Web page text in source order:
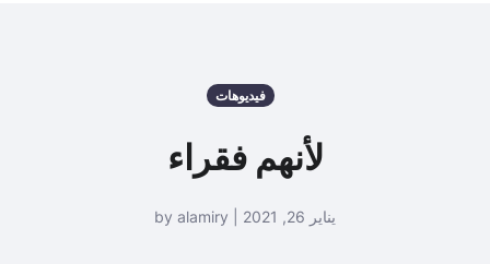
فيديوهات
لأنهم فقراء
يناير 26, 2021 | by alamiry